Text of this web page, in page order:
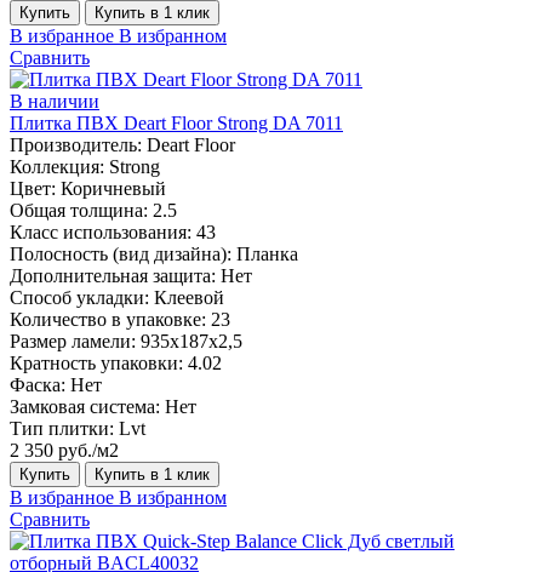
Купить Купить в 1 клик
В избранное В избранном
Сравнить
В наличии
Плитка ПВХ Deart Floor Strong DA 7011
Производитель: Deart Floor
Коллекция: Strong
Цвет: Коричневый
Общая толщина: 2.5
Класс использования: 43
Полосность (вид дизайна): Планка
Дополнительная защита: Нет
Способ укладки: Клеевой
Количество в упаковке: 23
Размер ламели: 935х187х2,5
Кратность упаковки: 4.02
Фаска: Нет
Замковая система: Нет
Тип плитки: Lvt
2 350 руб./м2
Купить Купить в 1 клик
В избранное В избранном
Сравнить